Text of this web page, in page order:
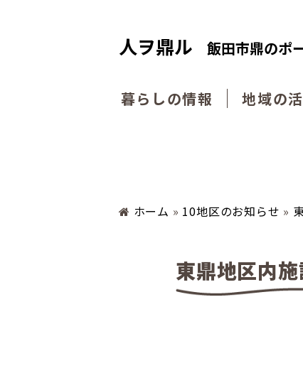
人ヲ鼎ル 飯田市鼎のポ
暮らしの情報 地域の
ホーム » 10地区のお知らせ »
東鼎地区内